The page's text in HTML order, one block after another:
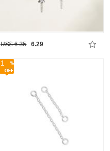
US$ 6.35 6.29
1